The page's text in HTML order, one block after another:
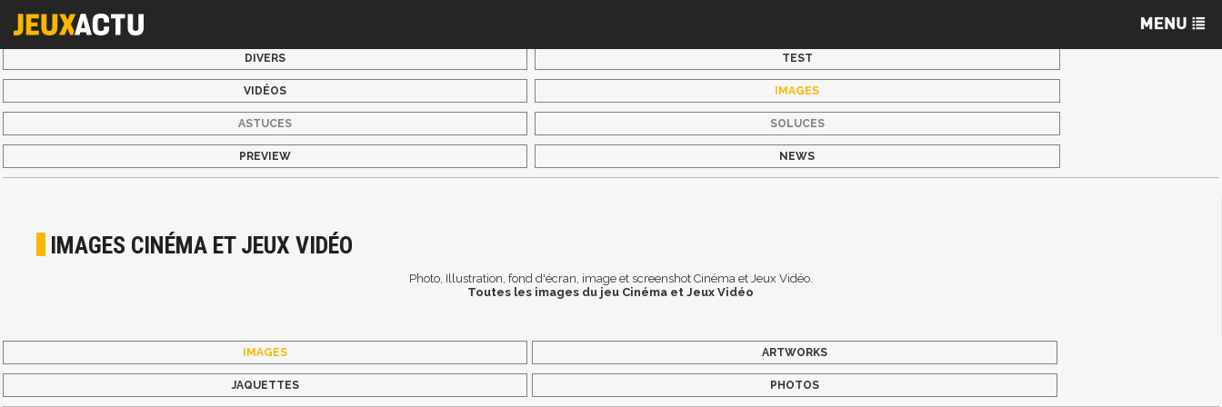
DIVERS TEST
VIDÉOS IMAGES
ASTUCES SOLUCES
PREVIEW NEWS
IMAGES CINÉMA ET JEUX VIDÉO
Photo, Illustration, fond d'écran, image et screenshot Cinéma et Jeux Vidéo.
Toutes les images du jeu Cinéma et Jeux Vidéo
IMAGES ARTWORKS
JAQUETTES PHOTOS